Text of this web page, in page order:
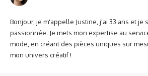
Bonjour, je m'appelle Justine, j'ai 33 ans et je
passionnée. Je mets mon expertise au
mode, en créant des pièces uniques sur
mon univers créatif !